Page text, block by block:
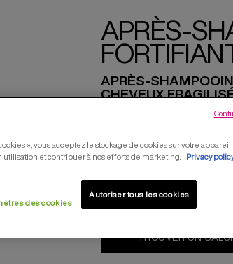
APRÈS-
APRÈS-
CHEVEUX
L'après-shampooing
0,0/5 (0
ACHETER
TROUVER UN
», vous acceptez le stockage de cookies sur votre
utilisation et contribuer à nos efforts de marketing.
Privacy
des cookies
Autoriser tous les cookies